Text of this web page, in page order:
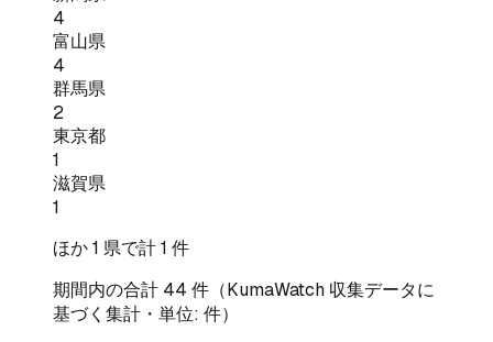
4
富山県
4
群馬県
2
東京都
1
滋賀県
1
ほか1 県で計1 件
期間内の合計 44 件（KumaWatch 収集データに
基づく集計・単位: 件）